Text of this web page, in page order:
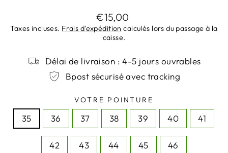
Prix
régulier
€15,00
Taxes incluses. Frais d'expédition calculés lors du passage à la
caisse.
Délai de livraison : 4-5 jours ouvrables
Bpost sécurisé avec tracking
VOTRE POINTURE
35 36 37 38 39 40 41
42 43 44 45 46